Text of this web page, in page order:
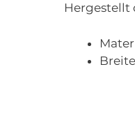
Hergestellt